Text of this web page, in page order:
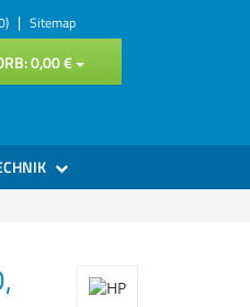
| Sitemap
0,00€